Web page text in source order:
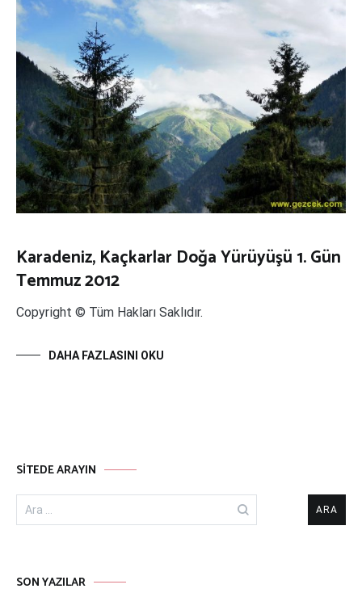
Karadeniz, Kaçkarlar Doğa Yürüyüşü 1. Gün
Temmuz 2012
Copyright © Tüm Hakları Saklıdır.
DAHA FAZLASINI OKU
SITEDE ARAYIN
Arama:
SON YAZILAR